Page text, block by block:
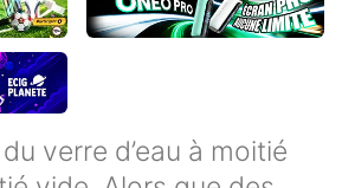
du verre d’eau à moitié